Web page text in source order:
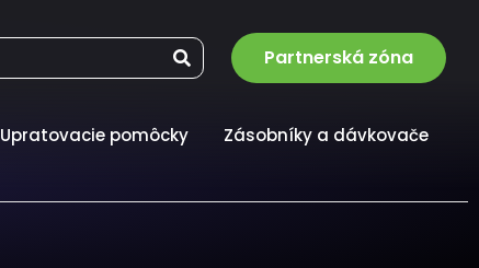
Partnerská zóna
Upratovacie pomôcky Zásobníky a dávkovače